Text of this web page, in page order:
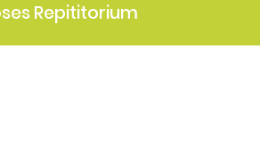
Repititorium